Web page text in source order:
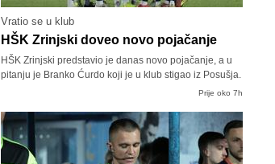
Vratio se u klub
HŠK Zrinjski doveo novo pojačanje
HŠK Zrinjski predstavio je danas novo pojačanje, a u
pitanju je Branko Ćurdo koji je u klub stigao iz Posušja.
Prije oko 7h